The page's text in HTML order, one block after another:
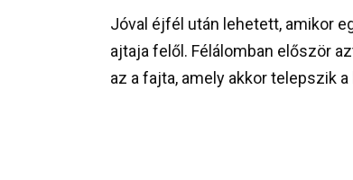
Jóval éjfél után lehetett, amikor
ajtaja felől. Félálomban először
az a fajta, amely akkor telepszik